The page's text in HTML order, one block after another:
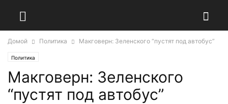
Домой Политика Макговерн: Зеленского “пустят под автобус”
Политика
Макговерн: Зеленского
“пустят под автобус”